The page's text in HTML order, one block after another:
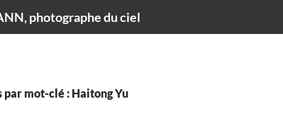
photographe du ciel
mot-clé : Haitong Yu